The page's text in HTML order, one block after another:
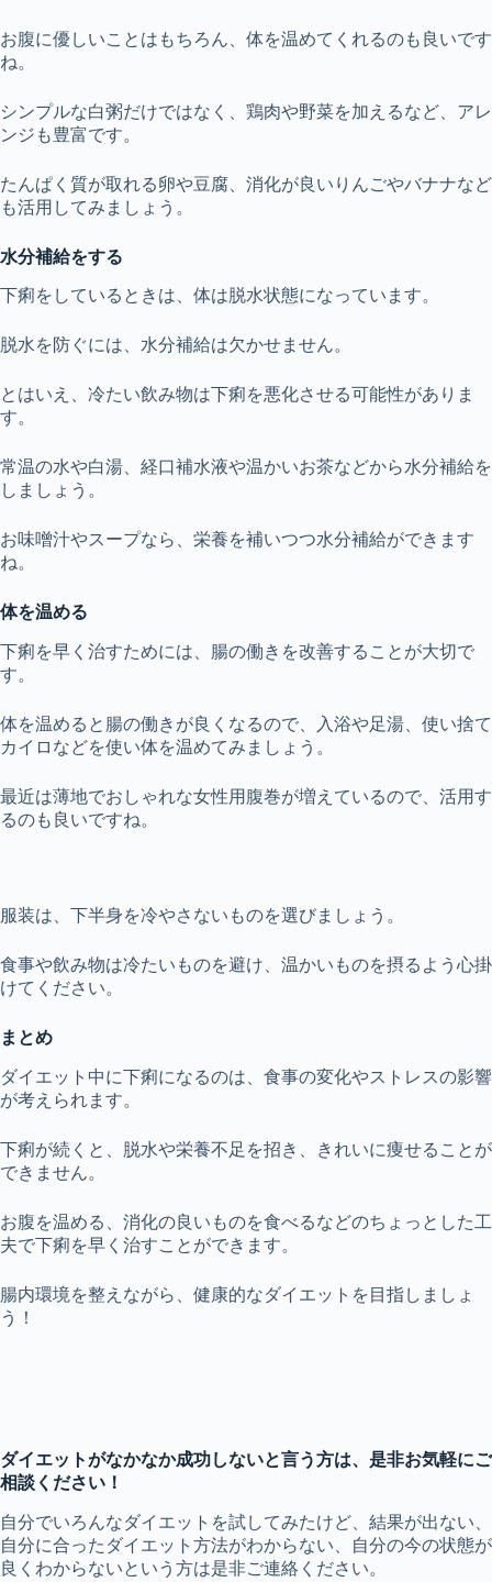
お腹に優しいことはもちろん、体を温めてくれるのも良いです
ね。
シンプルな白粥だけではなく、鶏肉や野菜を加えるなど、アレ
ンジも豊富です。
たんぱく質が取れる卵や豆腐、消化が良いりんごやバナナなど
も活用してみましょう。
水分補給をする
下痢をしているときは、体は脱水状態になっています。
脱水を防ぐには、水分補給は欠かせません。
とはいえ、冷たい飲み物は下痢を悪化させる可能性がありま
す。
常温の水や白湯、経口補水液や温かいお茶などから水分補給を
しましょう。
お味噌汁やスープなら、栄養を補いつつ水分補給ができます
ね。
体を温める
下痢を早く治すためには、腸の働きを改善することが大切で
す。
体を温めると腸の働きが良くなるので、入浴や足湯、使い捨て
カイロなどを使い体を温めてみましょう。
最近は薄地でおしゃれな女性用腹巻が増えているので、活用す
るのも良いですね。
服装は、下半身を冷やさないものを選びましょう。
食事や飲み物は冷たいものを避け、温かいものを摂るよう心掛
けてください。
まとめ
ダイエット中に下痢になるのは、食事の変化やストレスの影響
が考えられます。
下痢が続くと、脱水や栄養不足を招き、きれいに痩せることが
できません。
お腹を温める、消化の良いものを食べるなどのちょっとした工
夫で下痢を早く治すことができます。
腸内環境を整えながら、健康的なダイエットを目指しましょ
う！
ダイエットがなかなか成功しないと言う方は、是非お気軽にご
相談ください！
自分でいろんなダイエットを試してみたけど、結果が出ない、
自分に合ったダイエット方法がわからない、自分の今の状態が
良くわからないという方は是非ご連絡ください。